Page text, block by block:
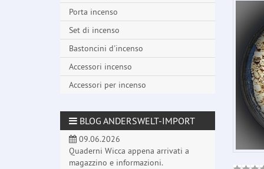
Porta incenso
Set di incenso
Bastoncini d'incenso
Accessori incenso
Accessori per incenso
BLOG ANDERSWELT-IMPORT
09.06.2026
Quaderni Wicca appena arrivati a
magazzino e informazioni.